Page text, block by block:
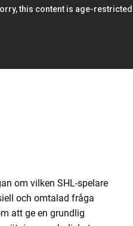
om vilken SHL-spelare
och omtalad fråga
att ge en grundlig